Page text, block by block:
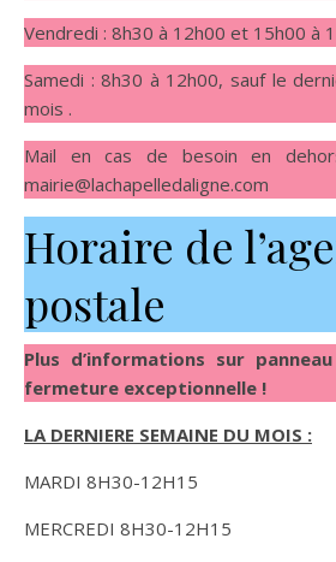
Vendredi : 8h30 à 12h00 et 15h00 à
Samedi : 8h30 à 12h00, sauf le
mois .
Mail en cas de besoin en
mairie@lachapelledaligne.com
Horaire de
postale
Plus d’informations sur
fermeture exceptionnelle !
LA DERNIERE SEMAINE DU MOIS :
MARDI 8H30-12H15
MERCREDI 8H30-12H15